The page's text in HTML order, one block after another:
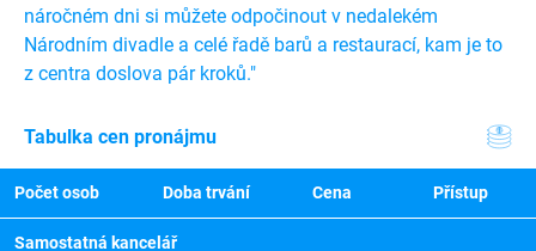
náročném dni si můžete odpočinout v nedalekém
Národním divadle a celé řadě barů a restaurací, kam je to
z centra doslova pár kroků."
Tabulka cen pronájmu
Počet osob Doba trvání Cena Přístup
Samostatná kancelář